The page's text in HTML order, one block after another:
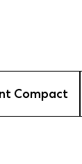
Compact